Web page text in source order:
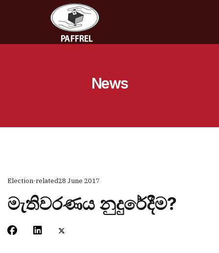
News
Election-related28 June 2017
මැතිවරණය නුදුරේදීම?